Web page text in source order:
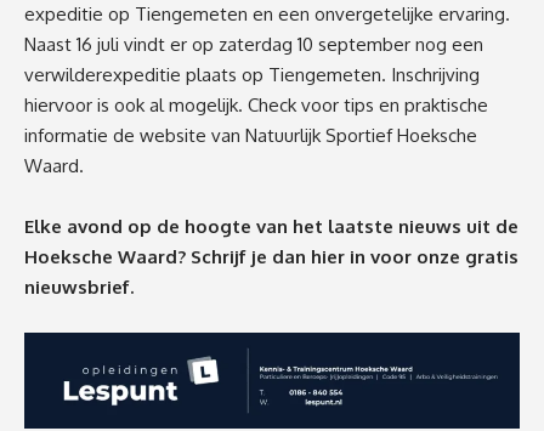
expeditie op Tiengemeten en een onvergetelijke ervaring.
Naast 16 juli vindt er op zaterdag 10 september nog een
verwilderexpeditie plaats op Tiengemeten. Inschrijving
hiervoor is ook al mogelijk. Check voor tips en praktische
informatie de website van Natuurlijk Sportief Hoeksche
Waard.
Elke avond op de hoogte van het laatste nieuws uit de
Hoeksche Waard? Schrijf je dan hier in voor onze gratis
nieuwsbrief.